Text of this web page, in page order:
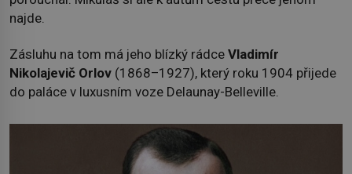
najde.
Zásluhu na tom má jeho blízký rádce Vladimír
Nikolajevič Orlov (1868–1927), který roku 1904 přijede
do paláce v luxusním voze Delaunay-Belleville.